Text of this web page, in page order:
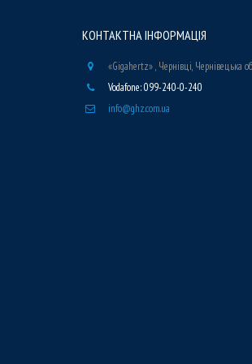
КОНТАКТНА ІНФОРМАЦІЯ
«Gigahertz» , Чернівці, Чернівецька
Vodafone: 099-240-0-240
info@ghz.com.ua